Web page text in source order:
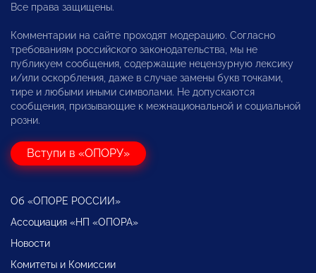
Все права защищены.
Комментарии на сайте проходят модерацию. Согласно
требованиям российского законодательства, мы не
публикуем сообщения, содержащие нецензурную лексику
и/или оскорбления, даже в случае замены букв точками,
тире и любыми иными символами. Не допускаются
сообщения, призывающие к межнациональной и социальной
розни.
Вступи в «ОПОРУ»
Об «ОПОРЕ РОССИИ»
Ассоциация «НП «ОПОРА»
Новости
Комитеты и Комиссии